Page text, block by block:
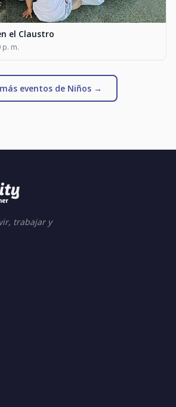
el Claustro
p. m.
eventos de Niños →
trabajar y